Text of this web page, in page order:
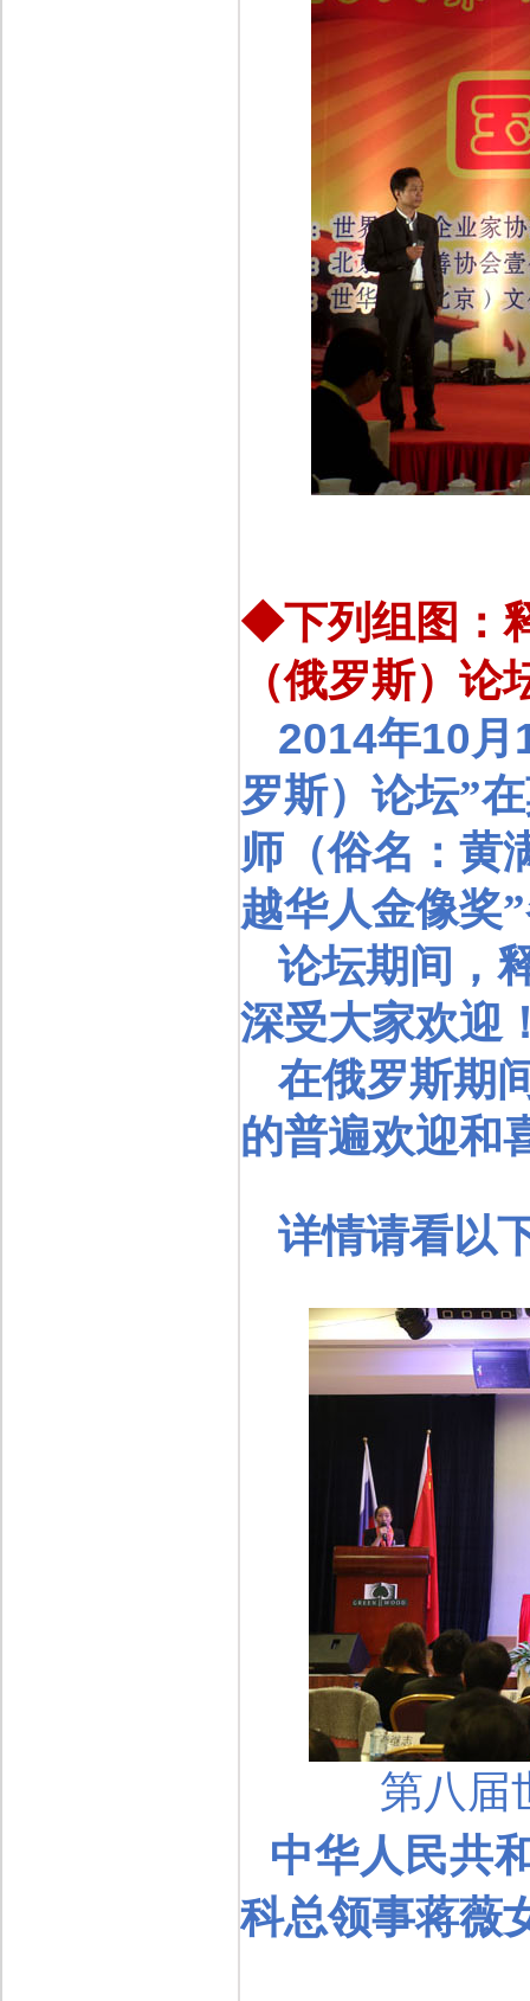
◆下列组图：
（俄罗斯）论
2014年10月
罗斯）论坛”
师（俗名：黄
越华人金像奖
论坛期间，
深受大家欢迎
在俄罗斯期
的普遍欢迎和
详情请看以
第八届
中华人民共
科总领事蒋薇